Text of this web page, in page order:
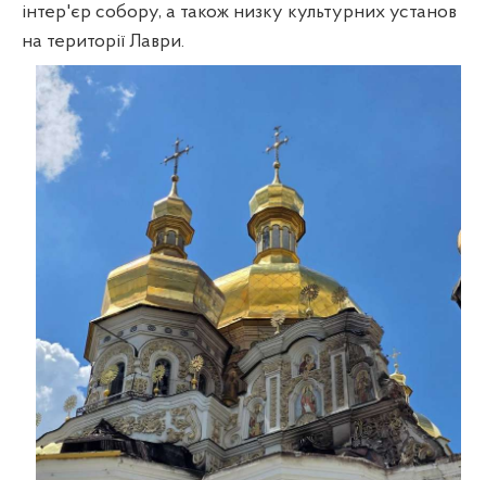
інтер'єр собору, а також низку культурних установ
на території Лаври.